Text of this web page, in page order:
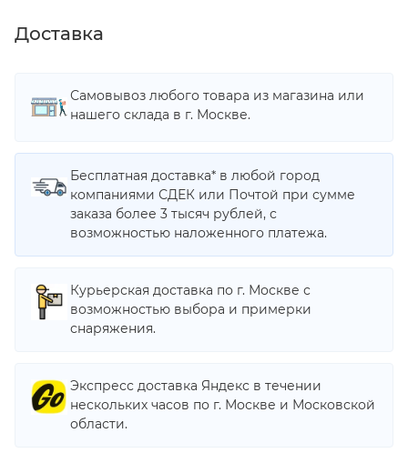
Доставка
Самовывоз любого товара из магазина или
нашего склада в г. Москве.
Бесплатная доставка* в любой город
компаниями СДЕК или Почтой при сумме
заказа более 3 тысяч рублей, с
возможностью наложенного платежа.
Курьерская доставка по г. Москве с
возможностью выбора и примерки
снаряжения.
Экспресс доставка Яндекс в течении
нескольких часов по г. Москве и Московской
области.